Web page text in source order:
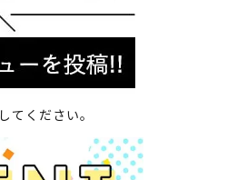
してください。